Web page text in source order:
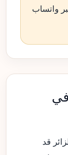
واتساب
قد